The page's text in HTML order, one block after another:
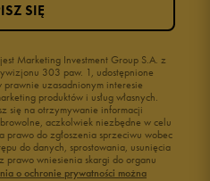
0%
Marketing Investment Group S.A. z
303 paw. 1, udostępnione
uzasadnionym interesie
produktów i usług własnych.
się na otrzymywanie informacji
aczkolwiek niezbędne w celu
do zgłoszenia sprzeciwu wobec
do danych, sprostowania, usunięcia
wniesienia skargi do organu
o ochronie prywatności można
SIĘ